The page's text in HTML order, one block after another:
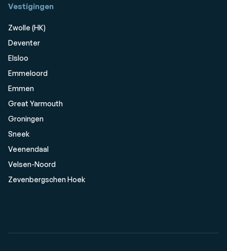
Vestigingen
Zwolle (HK)
Deventer
Elsloo
Emmeloord
Emmen
Great Yarmouth
Groningen
Sneek
Veenendaal
Velsen-Noord
Zevenbergschen Hoek